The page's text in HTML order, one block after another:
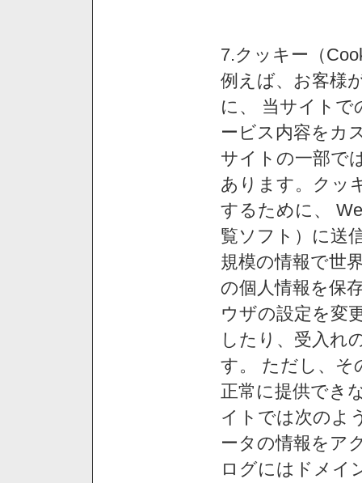
7.クッキー（
例えば、お客様
に、 当サイトで
ービス内容をカ
サイトの一部で
あります。クッ
するために、
覧ソフト）に送
規模の情報で世
の個人情報を保
ウザの設定を変
したり、受入れ
す。 ただし、そ
正常に提供でき
イトでは次のよ
ータの情報をア
ログにはドメイ